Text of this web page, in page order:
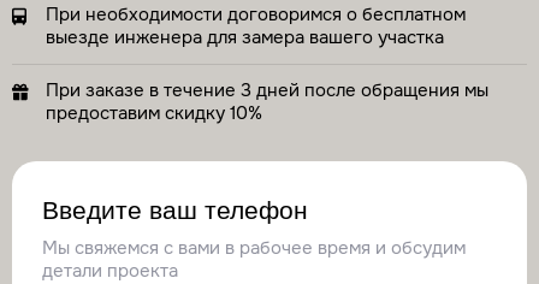
При необходимости договоримся о бесплатном
выезде инженера для замера вашего участка
При заказе в течение 3 дней после обращения мы
предоставим скидку 10%
Введите ваш телефон
Мы свяжемся с вами в рабочее время и обсудим
детали проекта